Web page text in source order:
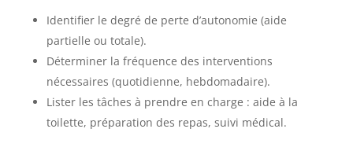
Identifier le degré de perte d’autonomie (aide
partielle ou totale).
Déterminer la fréquence des interventions
nécessaires (quotidienne, hebdomadaire).
Lister les tâches à prendre en charge : aide à la
toilette, préparation des repas, suivi médical.